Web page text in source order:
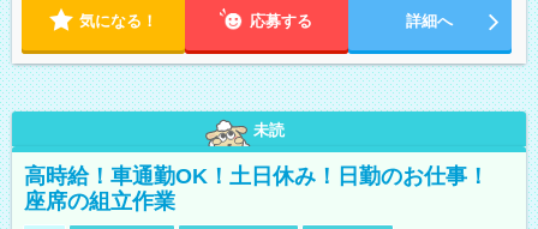
気になる！ 応募する 詳細へ
未読
高時給！車通勤OK！土日休み！日勤のお仕事！
座席の組立作業